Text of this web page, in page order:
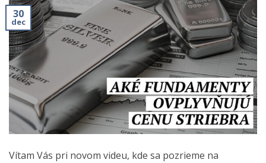
30
dec
Vítam Vás pri novom videu, kde sa pozrieme na